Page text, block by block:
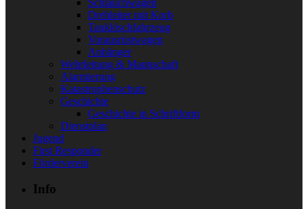
Drehleiter mit Korb
Tanklöschfahrzeug
Vorausrüstwagen
Anhänger
Wehrleitung & Mannschaft
Alarmierung
Katastrophenschutz
Geschichte
Geschichte in Schriftform
Dienstplan
Jugend
First Responder
Förderverein
Info